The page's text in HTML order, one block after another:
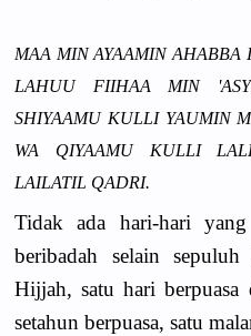
MAA MIN AYAAMIN
LAHUU FIIHAA MIN
SHIYAAMU KULLI YAUMIN
WA QIYAAMU KULLI
LAILATIL QADRI.
Tidak ada hari-hari
beribadah selain
Hijjah, satu hari berpuasa
setahun berpuasa, satu